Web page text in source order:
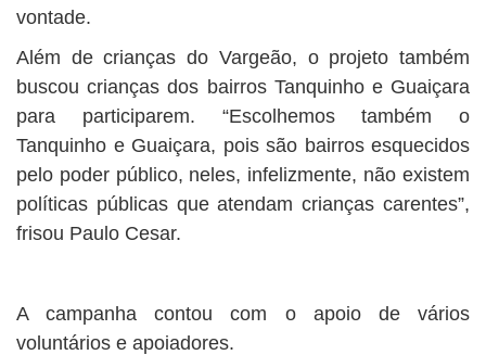
vontade.
Além de crianças do Vargeão, o projeto também
buscou crianças dos bairros Tanquinho e Guaiçara
para participarem. “Escolhemos também o
Tanquinho e Guaiçara, pois são bairros esquecidos
pelo poder público, neles, infelizmente, não existem
políticas públicas que atendam crianças carentes”,
frisou Paulo Cesar.
A campanha contou com o apoio de vários
voluntários e apoiadores.